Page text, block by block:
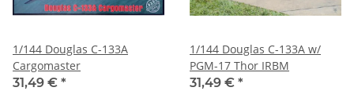
1/144 Douglas C-133A
Cargomaster
31,49 € *
1/144 Douglas C-133A w/
PGM-17 Thor IRBM
31,49 € *